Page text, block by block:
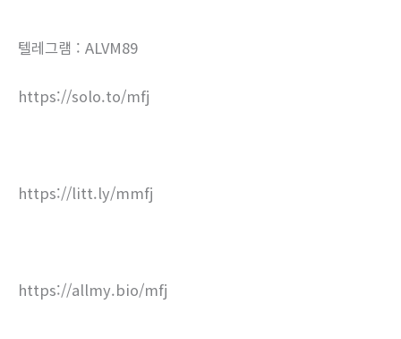
텔레그램 : ALVM89
https://solo.to/mfj
https://litt.ly/mmfj
https://allmy.bio/mfj